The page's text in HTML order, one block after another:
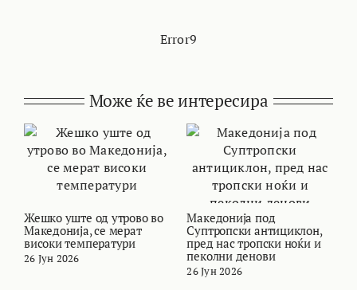
Error9
Може ќе ве интересира
Жешко уште од утрово во
Македонија, се мерат
високи температури
26 Јун 2026
Македонија под
Суптропски антициклон,
пред нас тропски ноќи и
пеколни денови
26 Јун 2026